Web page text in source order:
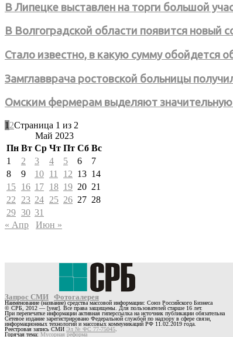
В Липецке выставлен на торги большой
В Волгоградской области появится новый
Стало известно, в какую сумму обойдется
Замглавврача ростовской больницы
Омским фермерам выделяют
1 2Страница 1 из 2
Май 2023
Пн Вт Ср Чт Пт Сб Вс
1
2 3 4 5 6
7
8
9 10 11 12 13 14
15 16 17 18 19 20 21
22
23 24 25 26 27 28
29 30 31
« Апр
Июн »
Запрос СМИ Фотогалерея
Наименование (название) средства массовой информации: Союз Российского Бизнеса
© СРБ, 2012 — [year]. Все права защищены. Для пользователей старше 16 лет.
При перепечатке информации активная гиперссылка на источник публикации обязательна
Сетевое издание зарегистрировано Федеральной службой по надзору в сфере связи,
информационных технологий и массовых коммуникаций РФ 11.02.2019 года.
Реестровая запись СМИ Эл № ФС 77-75045
Горячая тема: Мусорная реформа